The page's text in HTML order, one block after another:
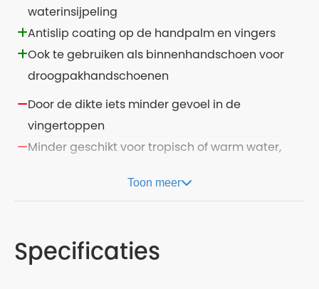
waterinsijpeling
Antislip coating op de handpalm en vingers
Ook te gebruiken als binnenhandschoen voor
droogpakhandschoenen
Door de dikte iets minder gevoel in de
vingertoppen
Minder geschikt voor tropisch of warm water,
Toon meer
Specificaties